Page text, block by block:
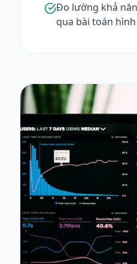
Đo lường khả
qua bài toán